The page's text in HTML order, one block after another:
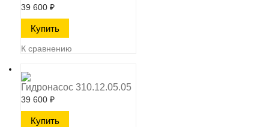
39 600 ₽
К сравнению
Гидронасос 310.12.05.05
39 600 ₽